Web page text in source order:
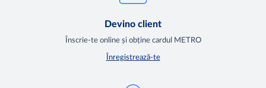
Devino client
Înscrie-te online și obține cardul METRO
Înregistrează-te